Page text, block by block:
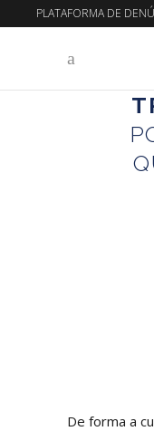
PLATAFORMA DE
De forma a